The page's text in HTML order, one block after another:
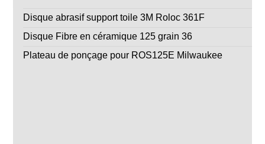
Disque abrasif support toile 3M Roloc 361F
Disque Fibre en céramique 125 grain 36
Plateau de ponçage pour ROS125E Milwaukee